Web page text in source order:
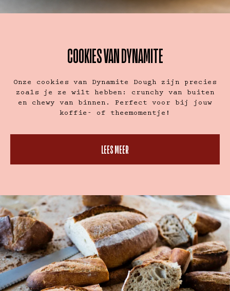
COOKIES VAN DYNAMITE
Onze cookies van Dynamite Dough zijn precies
zoals je ze wilt hebben: crunchy van buiten
en chewy van binnen. Perfect voor bij jouw
koffie- of theemomentje!
LEES MEER